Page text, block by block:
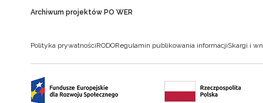
Archiwum projektów PO WER
Polityka prywatnościRODORegulamin publikowania informacjiSkargi i